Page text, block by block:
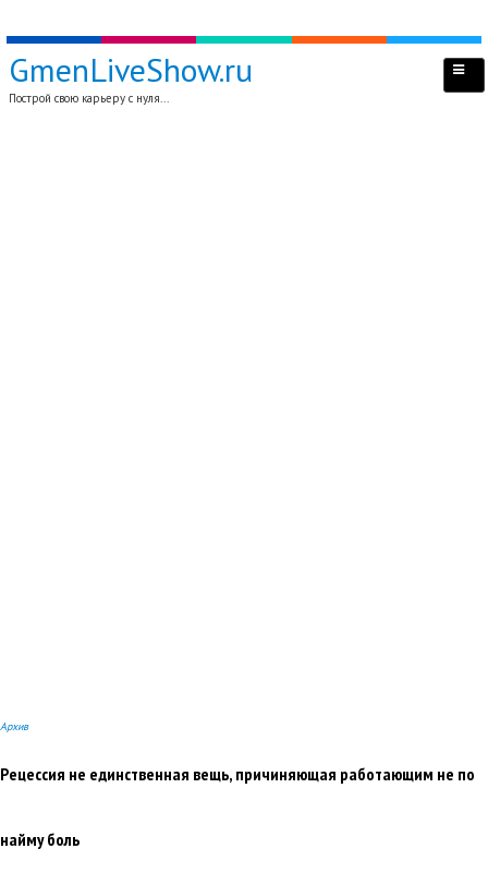
GmenLiveShow.ru
Построй свою карьеру с нуля...
Архив
Рецессия не единственная вещь, причиняющая работающим не по
найму боль